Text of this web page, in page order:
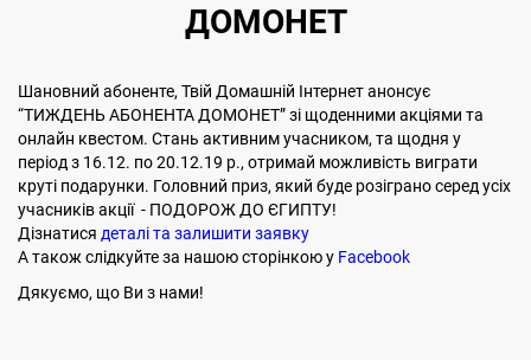
ДОМОНЕТ
Шановний абоненте, Твій Домашній Інтернет анонсує
“ТИЖДЕНЬ АБОНЕНТА ДОМОНЕТ” зі щоденними акціями та
онлайн квестом. Стань активним учасником, та щодня у
період з 16.12. по 20.12.19 р., отримай можливість виграти
круті подарунки. Головний приз, який буде розіграно серед усіх
учасників акції - ПОДОРОЖ ДО ЄГИПТУ!
Дізнатися деталі та залишити заявку
А також слідкуйте за нашою сторінкою у Facebook
Дякуємо, що Ви з нами!